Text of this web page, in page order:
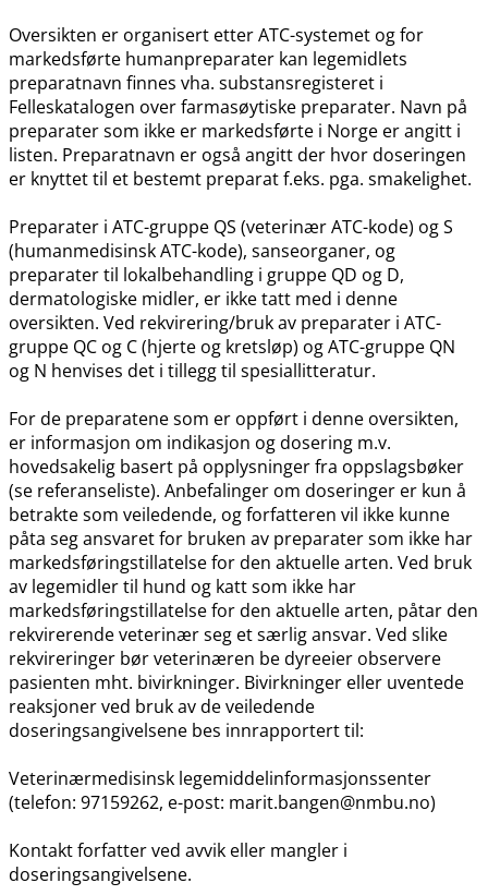
Oversikten er organisert etter ATC-systemet og for
markedsførte humanpreparater kan legemidlets
preparatnavn finnes vha. substansregisteret i
Felleskatalogen over farmasøytiske preparater. Navn på
preparater som ikke er markedsførte i Norge er angitt i
listen. Preparatnavn er også angitt der hvor doseringen
er knyttet til et bestemt preparat f.eks. pga. smakelighet.
Preparater i ATC-gruppe QS (veterinær ATC-kode) og S
(humanmedisinsk ATC-kode), sanseorganer, og
preparater til lokalbehandling i gruppe QD og D,
dermatologiske midler, er ikke tatt med i denne
oversikten. Ved rekvirering​/​bruk av preparater i ATC-
gruppe QC og C (hjerte og kretsløp) og ATC-gruppe QN
og N henvises det i tillegg til spesiallitteratur.
For de preparatene som er oppført i denne oversikten,
er informasjon om indikasjon og dosering m.v.
hovedsakelig basert på opplysninger fra oppslagsbøker
(se referanseliste). Anbefalinger om doseringer er kun å
betrakte som veiledende, og forfatteren vil ikke kunne
påta seg ansvaret for bruken av preparater som ikke har
markedsføringstillatelse for den aktuelle arten. Ved bruk
av legemidler til hund og katt som ikke har
markedsføringstillatelse for den aktuelle arten, påtar den
rekvirerende veterinær seg et særlig ansvar. Ved slike
rekvireringer bør veterinæren be dyreeier observere
pasienten mht. bivirkninger. Bivirkninger eller uventede
reaksjoner ved bruk av de veiledende
doseringsangivelsene bes innrapportert til:
Veterinærmedisinsk legemiddelinformasjonssenter
(telefon: 97159262, e-post: marit.bangen@nmbu.no)
Kontakt forfatter ved avvik eller mangler i
doseringsangivelsene.